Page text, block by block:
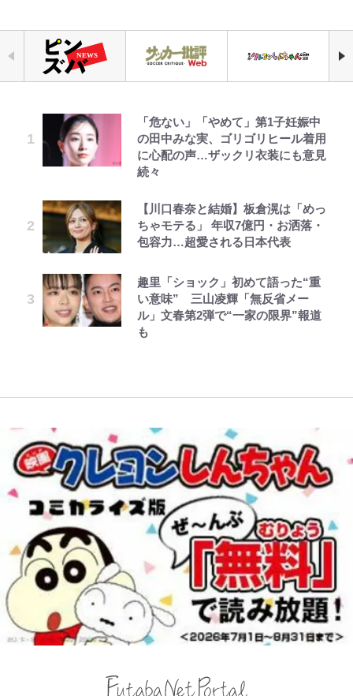
「危ない」「やめて」第1子妊娠中
の田中みな実、ゴリゴリヒール着用
に心配の声…ザックリ衣装にも意見
続々
【川口春奈と結婚】板倉滉は「めっ
ちゃモテる」 年収7億円・お洒落・
包容力…超愛される日本代表
趣里「ショック」初めて語った“重
い意味” 三山凌輝「無反省メー
ル」文春第2弾で“一家の限界”報道
も
｢お土産最高すぎ笑｣｢どうやって入
手？｣ブライトン帰還の三笘薫、同
僚に“ポケカ”をプレゼント！｢薫の
笑顔見れてよかった｣｢大喜びのリ
｢モデルやってる｣｢かっけぇ｣三笘
薫がブライトン新ユニのモデルで完
ら大歓迎されてる｣｢元気な姿見れ
て…｣
W杯クオーター制への大反発か、
3月の会長選】(3)
浅草は日本の心だゾ
アユは「怒らせて掛ける」魚だっ
た！ ルアーを追わせて釣りあげる
「アユイング」のオリジナリティ＆
おもしろさを知る
やってはいけない！「キャンプツー
リング」での「NGパッキング」7
選！ 安全＆快適につながる「荷物
「実体験レポ」
【自転車】「若いときは登れたんだ
けど……」 グラベルバイクで暑さ
『ONE PIECE』今後の展開に絡ん
できそうな「意味深な表紙連載」
「神」エネルの月での展開に、元王
下七武海の謎めいた過去も…
「BOSS×ポケモン30周年」第2弾
コラボ実施！ 新商品「歴戦の微
糖」や図鑑缶登場にファン歓喜「見
『ちいかわ』ファンの記憶に残る
「恐怖キャラ」の戦慄シーン 小さ
くてかわいい世界なのに「見た目か
公式-ヒロインが来る前に妊娠しま
した~詰んだはずの悪役令嬢です
が、どうやら違うようです~ 第1話
ブ兵士は、真の実力を隠したい 第
16話(2)
水準に耐えられないので貴族を目指
します~ 第37話(2)
元衆院議員・山尾志桜里が語る誹謗
中傷動画…「計り知れない」切り抜
き落選運動の影響と今語る「保育園
落ちた日本死ね」
FRUITS ZIPPER鎮西寿々歌が語る
『天才てれびくん』時代の学びと
22歳でアイドルの道を切り拓いた
辛坊治郎の原点は「朝寝坊ができる
という理由」 読売テレビ入社から
54歳での早期退職とラジオパーソ
空の轍と大地の雲と 第1回
著